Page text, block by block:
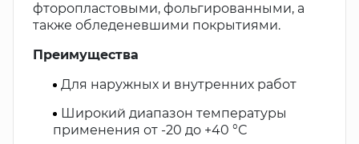
фторопластовыми, фольгированными, а
также обледеневшими покрытиями.
Преимущества
Для наружных и внутренних работ
Широкий диапазон температуры
применения от -20 до +40 °С